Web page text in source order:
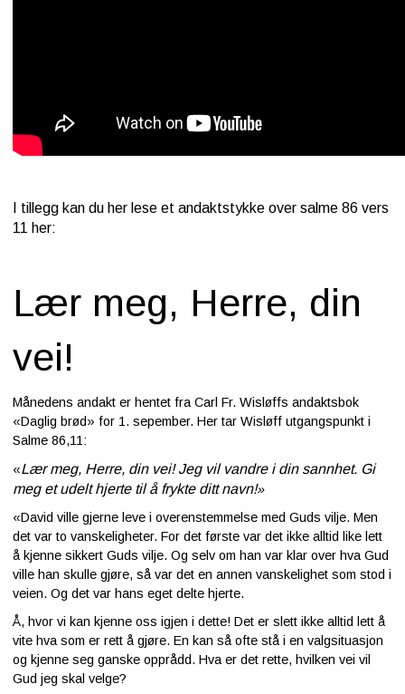
I tillegg kan du her lese et andaktstykke over salme 86 vers
11 her:
Lær meg, Herre, din
vei!
Månedens andakt er hentet fra Carl Fr. Wisløffs andaktsbok
«Daglig brød» for 1. sepember. Her tar Wisløff utgangspunkt i
Salme 86,11:
«Lær meg, Herre, din vei! Jeg vil vandre i din sannhet. Gi
meg et udelt hjerte til å frykte ditt navn!»
«David ville gjerne leve i overenstemmelse med Guds vilje. Men
det var to vanskeligheter. For det første var det ikke alltid like lett
å kjenne sikkert Guds vilje. Og selv om han var klar over hva Gud
ville han skulle gjøre, så var det en annen vanskelighet som stod i
veien. Og det var hans eget delte hjerte.
Å, hvor vi kan kjenne oss igjen i dette! Det er slett ikke alltid lett å
vite hva som er rett å gjøre. En kan så ofte stå i en valgsituasjon
og kjenne seg ganske opprådd. Hva er det rette, hvilken vei vil
Gud jeg skal velge?